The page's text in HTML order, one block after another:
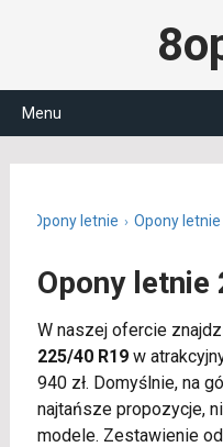
Menu
Opony letnie Opony letnie
Opony letnie
W naszej ofercie
225/40 R19w
940 zł. Domyślnie, na
najtańsze propozycje,
modele. Zestawienie